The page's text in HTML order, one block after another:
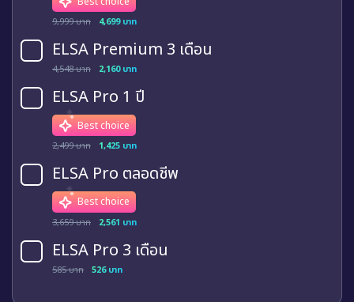
9,999 บาท 4,699 บาท
ELSA Premium 3 เดือน
4,548 บาท 2,160 บาท
ELSA Pro 1 ปี
Best choice
2,499 บาท 1,425 บาท
ELSA Pro ตลอดชีพ
Best choice
3,659 บาท 2,561 บาท
ELSA Pro 3 เดือน
585 บาท 526 บาท